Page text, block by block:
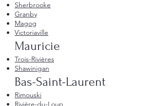
Sherbrooke
Granby
Magog
Victoriaville
Mauricie
Trois-Rivières
Shawinigan
Bas-Saint-Laurent
Rimouski
Rivière-du-Loup